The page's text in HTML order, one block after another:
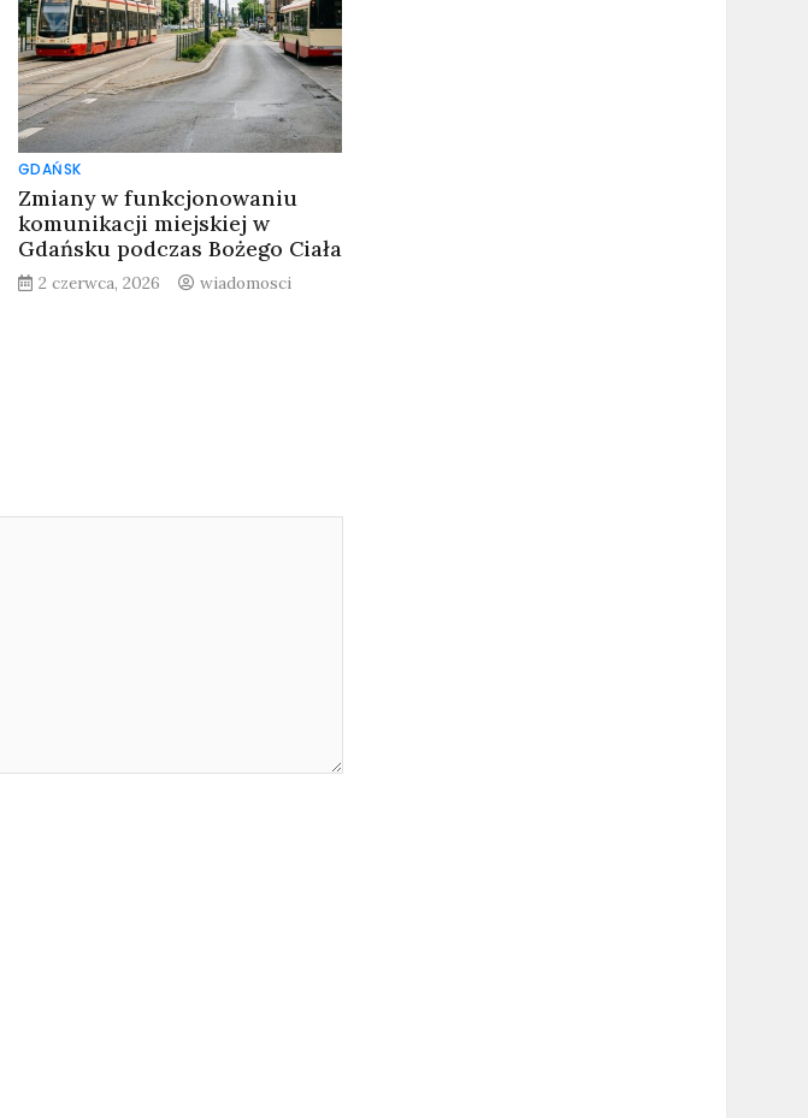
GDAŃSK
Zmiany w funkcjonowaniu
komunikacji miejskiej w
Gdańsku podczas Bożego Ciała
2 czerwca, 2026 wiadomosci